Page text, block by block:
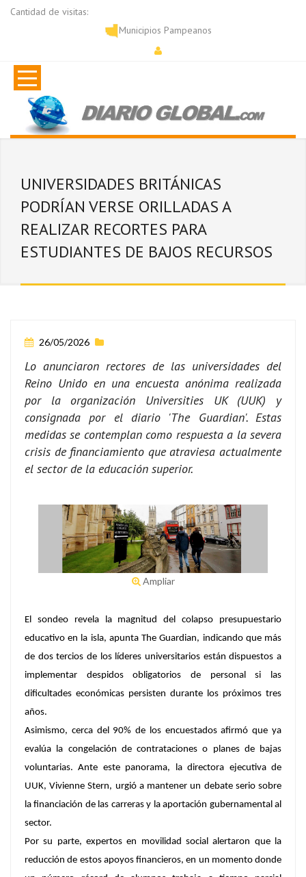
Cantidad de visitas:
Municipios Pampeanos
UNIVERSIDADES BRITÁNICAS
PODRÍAN VERSE ORILLADAS A
REALIZAR RECORTES PARA
ESTUDIANTES DE BAJOS RECURSOS
26/05/2026
Lo anunciaron rectores de las universidades del
Reino Unido en una encuesta anónima realizada
por la organización Universities UK (UUK) y
consignada por el diario 'The Guardian'. Estas
medidas se contemplan como respuesta a la severa
crisis de financiamiento que atraviesa actualmente
el sector de la educación superior.
Ampliar
El sondeo revela la magnitud del colapso presupuestario
educativo en la isla, apunta The Guardian, indicando que más
de dos tercios de los líderes universitarios están dispuestos a
implementar despidos obligatorios de personal si las
dificultades económicas persisten durante los próximos tres
años.
Asimismo, cerca del 90% de los encuestados afirmó que ya
evalúa la congelación de contrataciones o planes de bajas
voluntarias. Ante este panorama, la directora ejecutiva de
UUK, Vivienne Stern, urgió a mantener un debate serio sobre
la financiación de las carreras y la aportación gubernamental al
sector.
Por su parte, expertos en movilidad social alertaron que la
reducción de estos apoyos financieros, en un momento donde